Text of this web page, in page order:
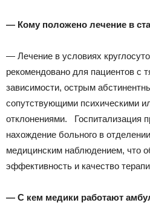
— Кому положено лечение в
— Лечение в условиях
рекомендовано для пациентов с
зависимости, острым
сопутствующими психическими
отклонениями. Госпитализация
нахождение больного в
медицинским наблюдением, что
эффективность и качество
— С кем медики работают